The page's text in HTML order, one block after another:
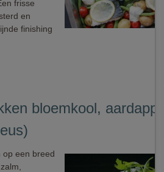
frisse
en
finishing
bloemkool,
op een breed